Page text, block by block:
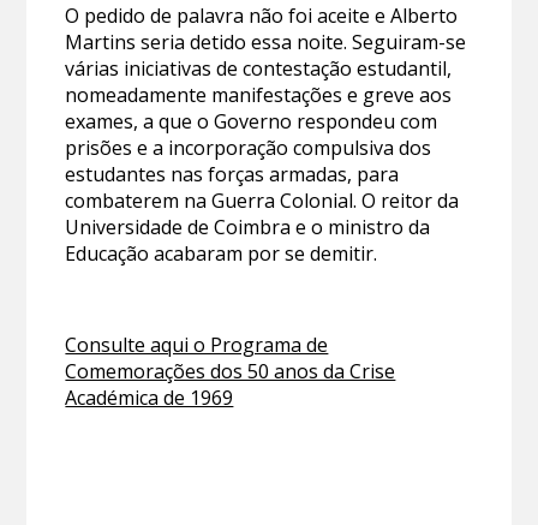
O pedido de palavra não foi aceite e Alberto
Martins seria detido essa noite. Seguiram-se
várias iniciativas de contestação estudantil,
nomeadamente manifestações e greve aos
exames, a que o Governo respondeu com
prisões e a incorporação compulsiva dos
estudantes nas forças armadas, para
combaterem na Guerra Colonial. O reitor da
Universidade de Coimbra e o ministro da
Educação acabaram por se demitir.
Consulte aqui o Programa de
Comemorações dos 50 anos da Crise
Académica de 1969